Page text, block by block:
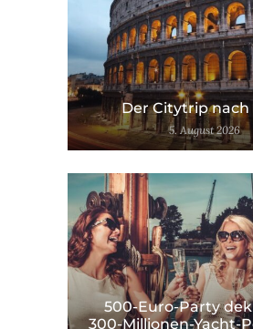
Der Citytrip nach
5. August 2026
500-Euro-Party
300-Millionen-Yacht-